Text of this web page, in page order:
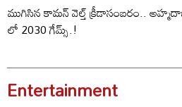
ముగిసిన కామన్ వెల్త్ క్రీడాసంబరం.. అహ్మదాబాద్
లో 2030 గేమ్స్.!
Entertainment